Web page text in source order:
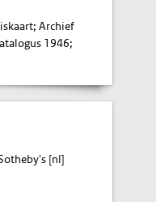
Archief
1946;
[nl]